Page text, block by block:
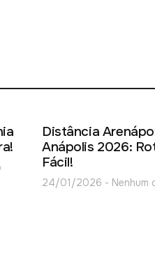
Distância
Anápolis 2026:
Fácil!
24/01/2026 Nenhum